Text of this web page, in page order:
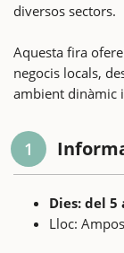
diversos sectors.
Aquesta fira
negocis locals,
ambient dinàmic
1
Dies: del 5
Lloc: